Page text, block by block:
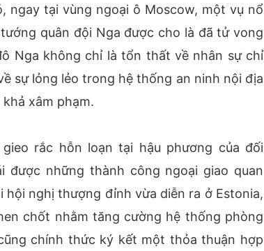
ngay tại vùng ngoại ô Moscow, một vụ nổ
quân đội Nga được cho là đã tử vong
Nga không chỉ là tổn thất về nhân sự chỉ
sự lỏng lẻo trong hệ thống an ninh nội địa
xâm phạm.
rắc hỗn loạn tại hậu phương của đối
được những thành công ngoại giao quan
nghị thượng đỉnh vừa diễn ra ở Estonia,
chốt nhằm tăng cường hệ thống phòng
chính thức ký kết một thỏa thuận hợp